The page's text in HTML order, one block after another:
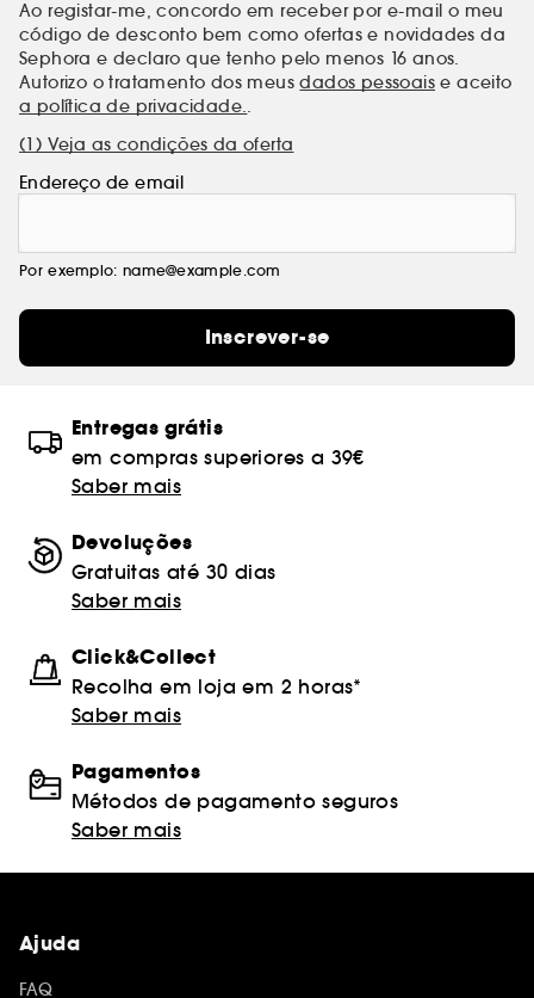
Ao registar-me, concordo em receber por e-mail o meu
código de desconto bem como ofertas e novidades da
Sephora e declaro que tenho pelo menos 16 anos.
Autorizo o tratamento dos meusdados pessoais e aceito
a política de privacidade..
(1) Veja as condições da oferta
Endereço de email
Por exemplo: name@example.com
Inscrever-se
Entregas grátis
em compras superiores a 39€
Saber mais
Devoluções
Gratuitas até 30 dias
Saber mais
Click&Collect
Recolha em loja em 2 horas*
Saber mais
Pagamentos
Métodos de pagamento seguros
Saber mais
Ajuda
FAQ